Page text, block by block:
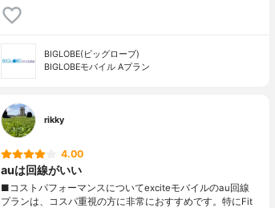
BIGLOBE(ビッグローブ)
BIGLOBEモバイル Aプラン
rikky
4.00
auは回線がいい
■コストパフォーマンスについてexciteモバイルのau回線
プランは、コスパ重視の方に非常におすすめです。特にFit